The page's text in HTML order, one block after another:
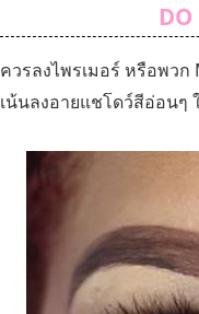
ควรลงไพรเมอร์ หรือพวก
เน้นลงอายแชโดว์สีอ่อนๆ